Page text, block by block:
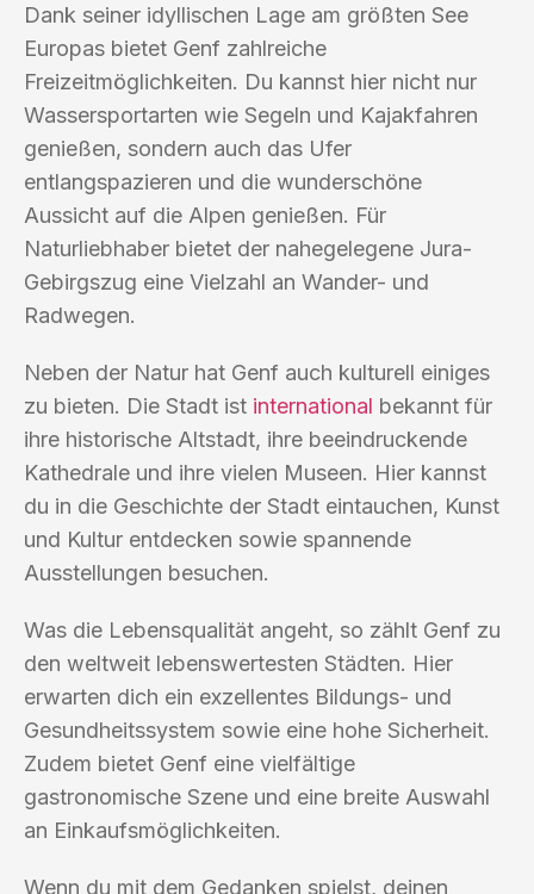
Dank seiner idyllischen Lage am größten See
Europas bietet Genf zahlreiche
Freizeitmöglichkeiten. Du kannst hier nicht nur
Wassersportarten wie Segeln und Kajakfahren
genießen, sondern auch das Ufer
entlangspazieren und die wunderschöne
Aussicht auf die Alpen genießen. Für
Naturliebhaber bietet der nahegelegene Jura-
Gebirgszug eine Vielzahl an Wander- und
Radwegen.
Neben der Natur hat Genf auch kulturell einiges
zu bieten. Die Stadt ist international bekannt für
ihre historische Altstadt, ihre beeindruckende
Kathedrale und ihre vielen Museen. Hier kannst
du in die Geschichte der Stadt eintauchen, Kunst
und Kultur entdecken sowie spannende
Ausstellungen besuchen.
Was die Lebensqualität angeht, so zählt Genf zu
den weltweit lebenswertesten Städten. Hier
erwarten dich ein exzellentes Bildungs- und
Gesundheitssystem sowie eine hohe Sicherheit.
Zudem bietet Genf eine vielfältige
gastronomische Szene und eine breite Auswahl
an Einkaufsmöglichkeiten.
Wenn du mit dem Gedanken spielst, deinen